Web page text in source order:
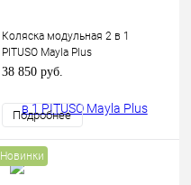
Коляска модульная 2 в 1
PITUSO Mayla Plus
38 850 руб.
Подробнее
Новинки